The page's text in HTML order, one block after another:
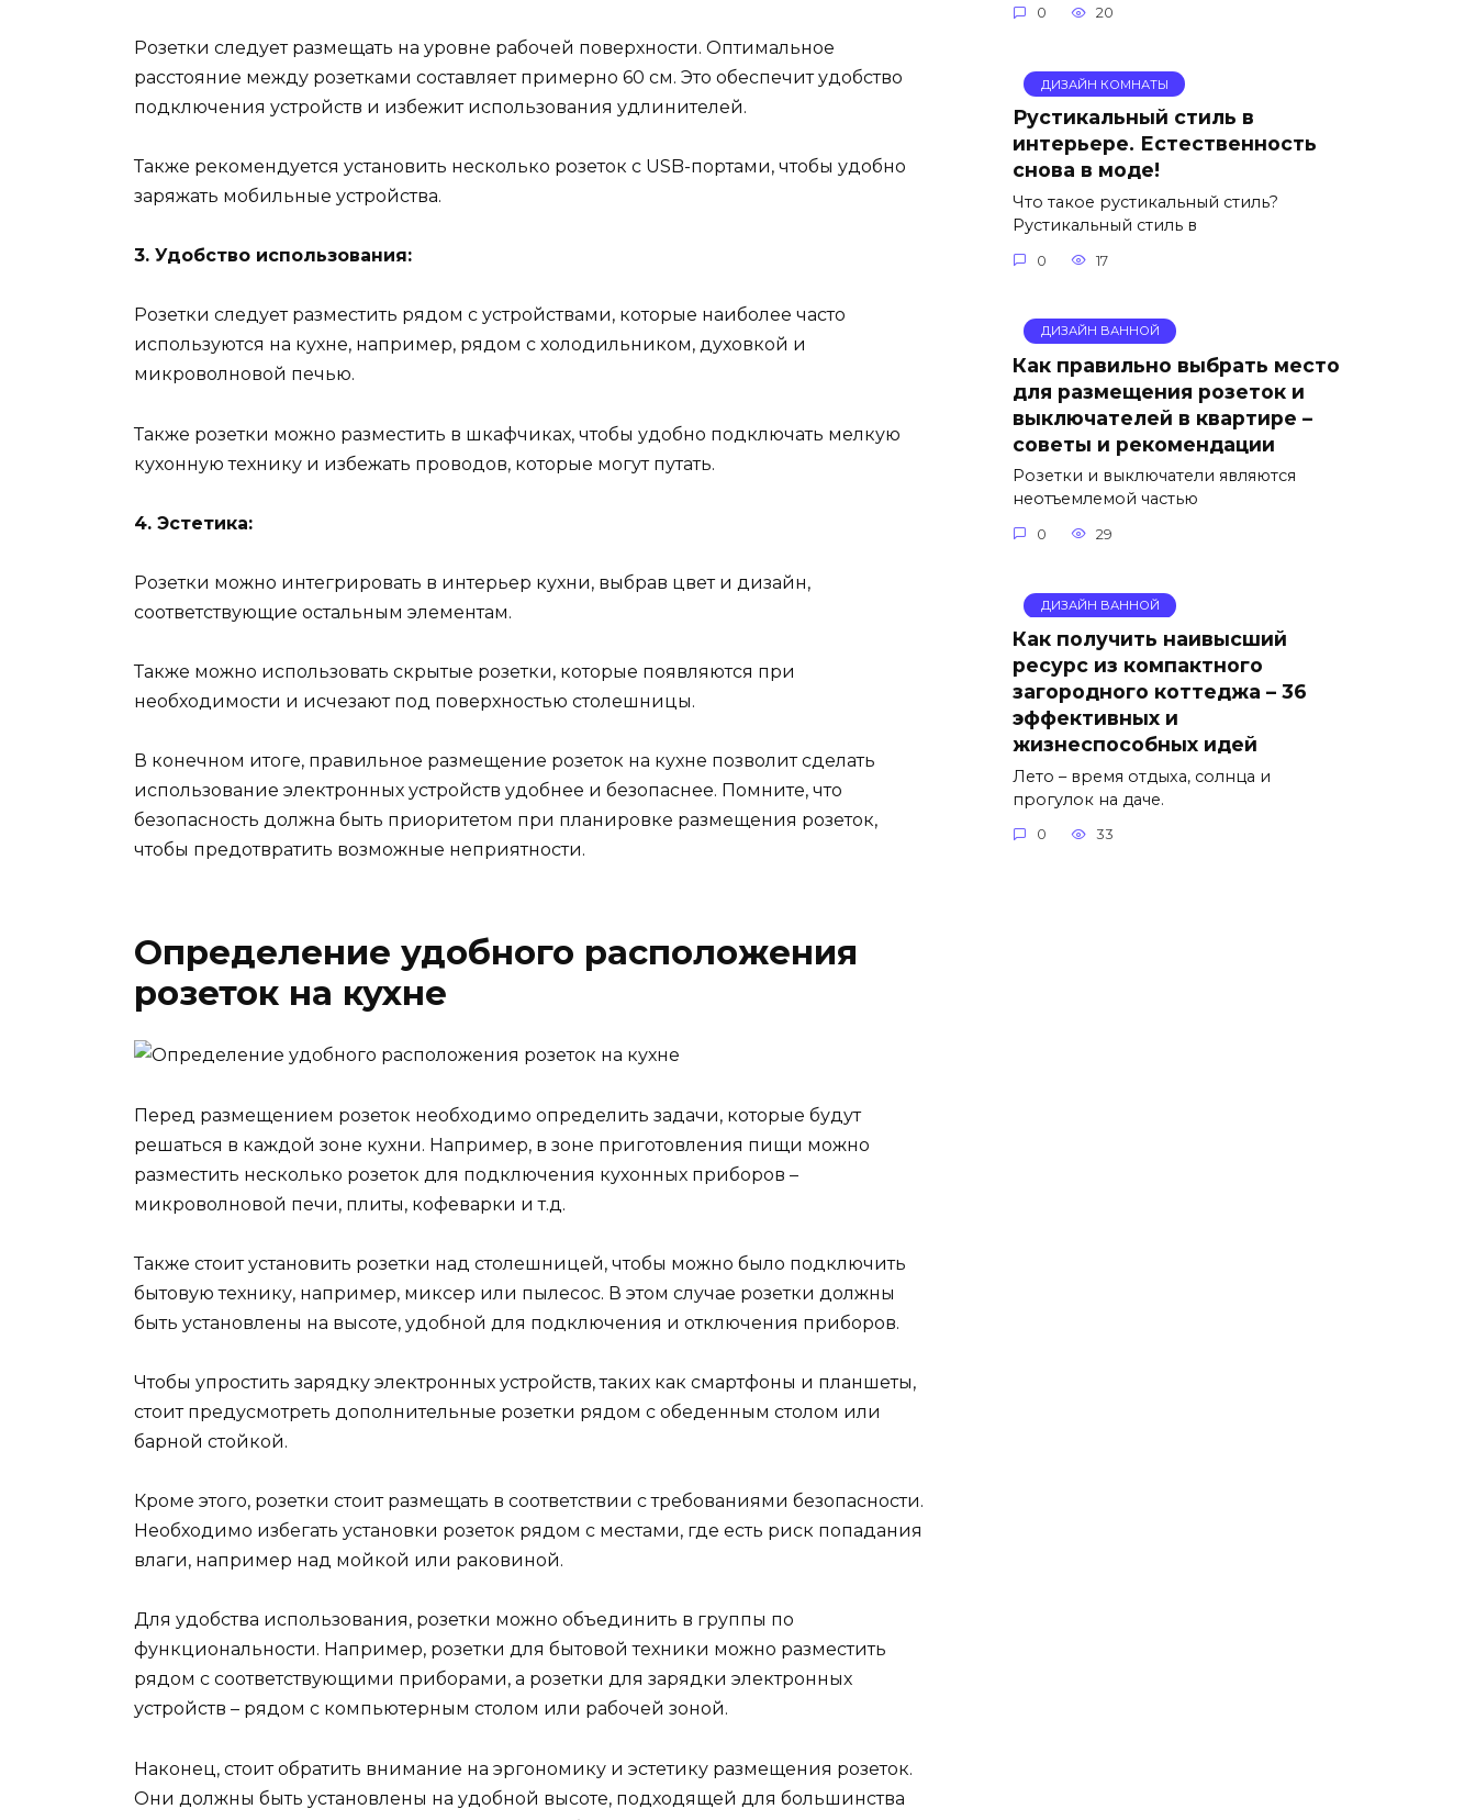
Розетки следует размещать на уровне рабочей поверхности. Оптимальное
расстояние между розетками составляет примерно 60 см. Это обеспечит удобство
подключения устройств и избежит использования удлинителей.
Также рекомендуется установить несколько розеток с USB-портами, чтобы удобно
заряжать мобильные устройства.
3. Удобство использования:
Розетки следует разместить рядом с устройствами, которые наиболее часто
используются на кухне, например, рядом с холодильником, духовкой и
микроволновой печью.
Также розетки можно разместить в шкафчиках, чтобы удобно подключать мелкую
кухонную технику и избежать проводов, которые могут путать.
4. Эстетика:
Розетки можно интегрировать в интерьер кухни, выбрав цвет и дизайн,
соответствующие остальным элементам.
Также можно использовать скрытые розетки, которые появляются при
необходимости и исчезают под поверхностью столешницы.
В конечном итоге, правильное размещение розеток на кухне позволит сделать
использование электронных устройств удобнее и безопаснее. Помните, что
безопасность должна быть приоритетом при планировке размещения розеток,
чтобы предотвратить возможные неприятности.
Определение удобного расположения
розеток на кухне
Перед размещением розеток необходимо определить задачи, которые будут
решаться в каждой зоне кухни. Например, в зоне приготовления пищи можно
разместить несколько розеток для подключения кухонных приборов –
микроволновой печи, плиты, кофеварки и т.д.
Также стоит установить розетки над столешницей, чтобы можно было подключить
бытовую технику, например, миксер или пылесос. В этом случае розетки должны
быть установлены на высоте, удобной для подключения и отключения приборов.
Чтобы упростить зарядку электронных устройств, таких как смартфоны и планшеты,
стоит предусмотреть дополнительные розетки рядом с обеденным столом или
барной стойкой.
Кроме этого, розетки стоит размещать в соответствии с требованиями безопасности.
Необходимо избегать установки розеток рядом с местами, где есть риск попадания
влаги, например над мойкой или раковиной.
Для удобства использования, розетки можно объединить в группы по
функциональности. Например, розетки для бытовой техники можно разместить
рядом с соответствующими приборами, а розетки для зарядки электронных
устройств – рядом с компьютерным столом или рабочей зоной.
Наконец, стоит обратить внимание на эргономику и эстетику размещения розеток.
Они должны быть установлены на удобной высоте, подходящей для большинства
0 20
ДИЗАЙН КОМНАТЫ
Рустикальный стиль в
интерьере. Естественность
снова в моде!
Что такое рустикальный стиль?
Рустикальный стиль в
0 17
ДИЗАЙН ВАННОЙ
Как правильно выбрать место
для размещения розеток и
выключателей в квартире –
советы и рекомендации
Розетки и выключатели являются
неотъемлемой частью
0 29
ДИЗАЙН ВАННОЙ
Как получить наивысший
ресурс из компактного
загородного коттеджа – 36
эффективных и
жизнеспособных идей
Лето – время отдыха, солнца и
прогулок на даче.
0 33